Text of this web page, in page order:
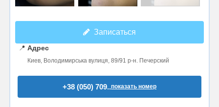
Записаться
📍 Адрес
Киев, Володимирська вулиця, 89/91 р-н. Печерский
+38 (050) 709..показать номер